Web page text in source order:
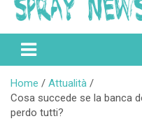
Spraynews.it
Home
Attualità
Cosa succede se la banca
perdo tutti?